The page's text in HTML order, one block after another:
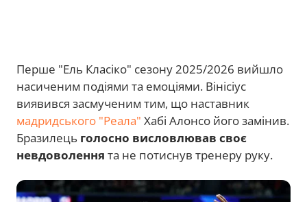
Перше "Ель Класіко" сезону 2025/2026 вийшло
насиченим подіями та емоціями. Вінісіус
виявився засмученим тим, що наставник
мадридського "Реала" Хабі Алонсо його замінив.
Бразилець голосно висловлював своє
невдоволення та не потиснув тренеру руку.